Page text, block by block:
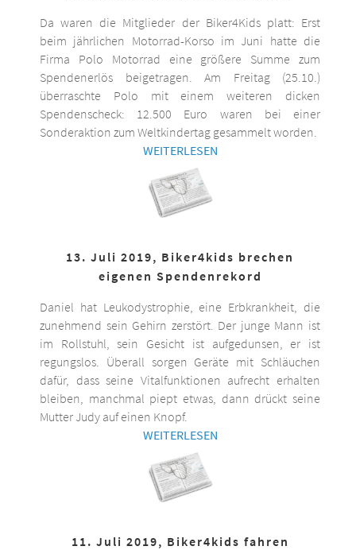
Da waren die Mitglieder der Biker4Kids platt: Erst
beim jährlichen Motorrad-Korso im Juni hatte die
Firma Polo Motorrad eine größere Summe zum
Spendenerlös beigetragen. Am Freitag (25.10.)
überraschte Polo mit einem weiteren dicken
Spendenscheck: 12.500 Euro waren bei einer
Sonderaktion zum Weltkindertag gesammelt worden.
WEITERLESEN
13. Juli 2019, Biker4kids brechen
eigenen Spendenrekord
Daniel hat Leukodystrophie, eine Erbkrankheit, die
zunehmend sein Gehirn zerstört. Der junge Mann ist
im Rollstuhl, sein Gesicht ist aufgedunsen, er ist
regungslos. Überall sorgen Geräte mit Schläuchen
dafür, dass seine Vitalfunktionen aufrecht erhalten
bleiben, manchmal piept etwas, dann drückt seine
Mutter Judy auf einen Knopf.
WEITERLESEN
11. Juli 2019, Biker4kids fahren